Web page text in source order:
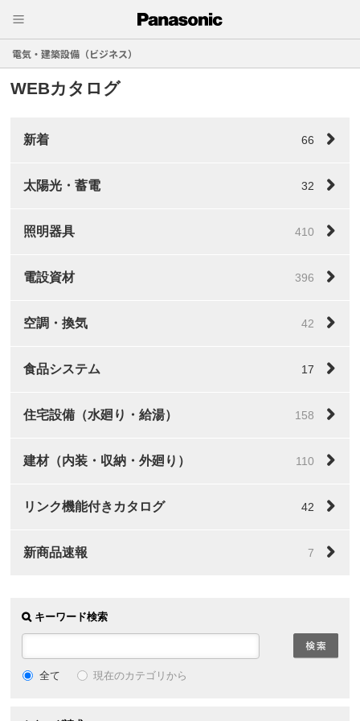
電気・建築設備（ビジネス）
WEBカタログ
新着 66
太陽光・蓄電 32
照明器具 410
電設資材 396
空調・換気 42
食品システム 17
住宅設備（水廻り・給湯） 158
建材（内装・収納・外廻り） 110
リンク機能付きカタログ 42
新商品速報 7
キーワード検索
全て 現在のカテゴリから